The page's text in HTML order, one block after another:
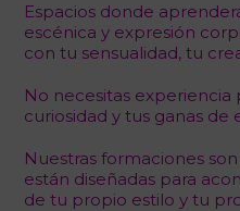
Espacios donde
escénica y expresión
con tu sensualidad, tu
No necesitas experiencia
curiosidad y tus ganas de
Nuestras formaciones
están diseñadas para
de tu propio estilo y tu